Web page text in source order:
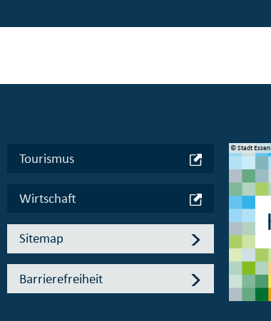
Tourismus
Wirtschaft
Sitemap
Barrierefreiheit
© Stadt Essen